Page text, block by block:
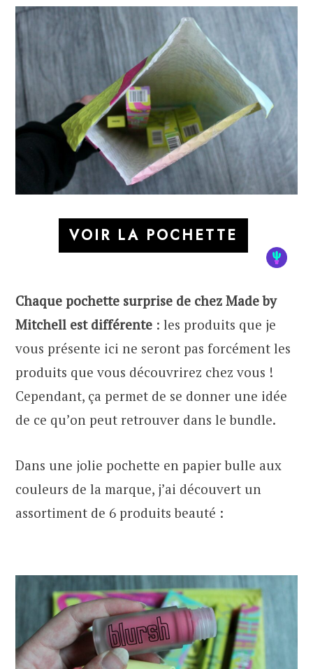
VOIR LA POCHETTE
Chaque pochette surprise de chez Made by
Mitchell est différente : les produits que je
vous présente ici ne seront pas forcément les
produits que vous découvrirez chez vous !
Cependant, ça permet de se donner une idée
de ce qu’on peut retrouver dans le bundle.
Dans une jolie pochette en papier bulle aux
couleurs de la marque, j’ai découvert un
assortiment de 6 produits beauté :